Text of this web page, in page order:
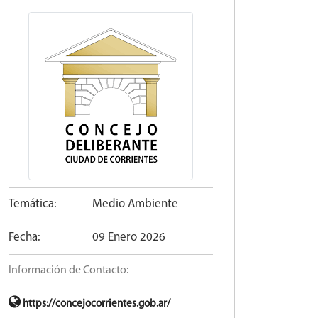
Temática: Medio Ambiente
Fecha: 09 Enero 2026
Información de Contacto:
https://concejocorrientes.gob.ar/